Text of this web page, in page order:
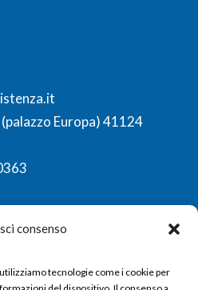
consenso
tecnologie come i cookie per
Europa) 41124